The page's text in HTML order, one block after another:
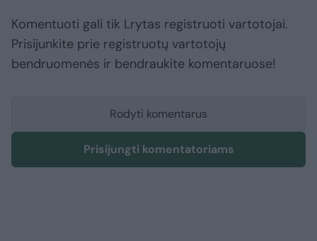
Komentuoti gali tik Lrytas registruoti vartotojai.
Prisijunkite prie registruotų vartotojų
bendruomenės ir bendraukite komentaruose!
Rodyti komentarus
Prisijungti komentatoriams